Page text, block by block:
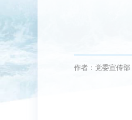
作者：党委宣传部